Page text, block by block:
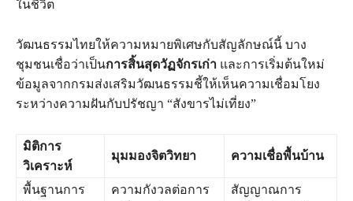
ในชีวิต
วัฒนธรรมไทยให้ความหมายพิเศษกับสัญลักษณ์นี้ บาง
ชุมชนเชื่อว่าเป็นการสิ้นสุดวัฏจักรเก่า และการเริ่มต้นใหม่
ข้อมูลจากกรมส่งเสริมวัฒนธรรมชี้ให้เห็นความเชื่อมโยง
ระหว่างความฝันกับปรัชญา “สังขารไม่เที่ยง”
มิติการ
วิเคราะห์
มุมมองจิตวิทยา ความเชื่อพื้นบ้าน
พื้นฐานการ
ความกังวลต่อการ
สัญญาณการ